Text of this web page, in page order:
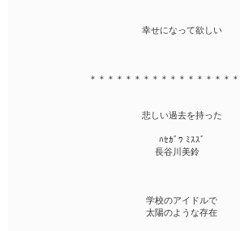
幸せになって欲しい
＊＊＊＊＊＊＊＊＊＊＊＊＊＊＊＊
悲しい過去を持った
ﾊｾｶﾞﾜ ﾐｽｽﾞ
長谷川美鈴
学校のアイドルで
太陽のような存在